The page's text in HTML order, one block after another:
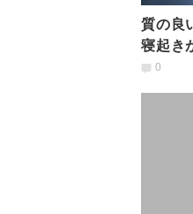
質の良
寝起き
しヨガ
0